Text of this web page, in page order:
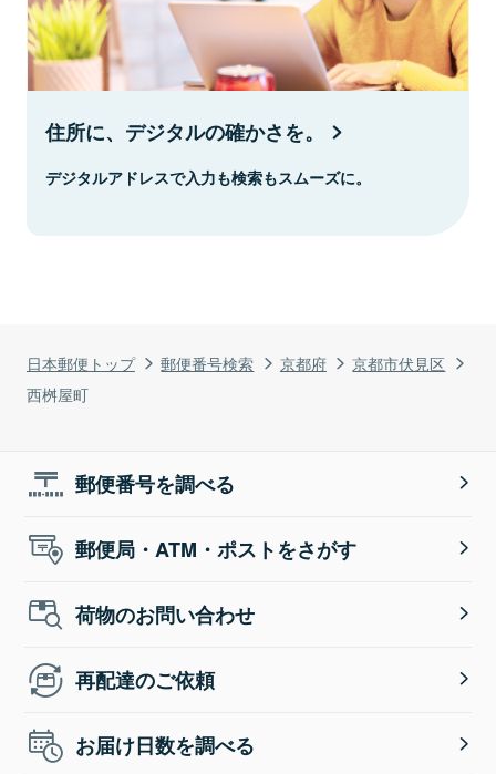
日本郵便トップ 郵便番号検索 京都府
京都市伏見区
西桝屋町
住所に、デジタルの確かさを。
デジタルアドレスで入力も検索もスムーズに。
郵便番号を調べる
郵便局・ATM・ポストをさがす
荷物のお問い合わせ
再配達のご依頼
お届け日数を調べる